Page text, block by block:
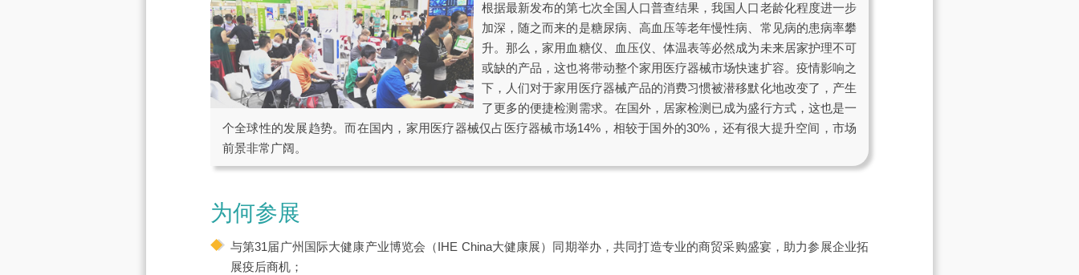
根据最新发布的第七次全国人口普查结果，我国人口老龄化程度进一步
加深，随之而来的是糖尿病、高血压等老年慢性病、常见病的患病率攀
升。那么，家用血糖仪、血压仪、体温表等必然成为未来居家护理不可
或缺的产品，这也将带动整个家用医疗器械市场快速扩容。疫情影响之
下，人们对于家用医疗器械产品的消费习惯被潜移默化地改变了，产生
了更多的便捷检测需求。在国外，居家检测已成为盛行方式，这也是一
个全球性的发展趋势。而在国内，家用医疗器械仅占医疗器械市场14%，相较于国外的30%，还有很大提升空间，市场
前景非常广阔。
为何参展
与第31届广州国际大健康产业博览会（IHE China大健康展）同期举办，共同打造专业的商贸采购盛宴，助力参展企业拓
展疫后商机；